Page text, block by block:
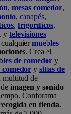
, mesas comedor,
, canapés,
, frigoríficos,
, y televisiones.
cualquiermuebles
. Crea el
de comedor y
comedor y sillas de
multitud de
imagen y sonido
Conforama
en tienda.